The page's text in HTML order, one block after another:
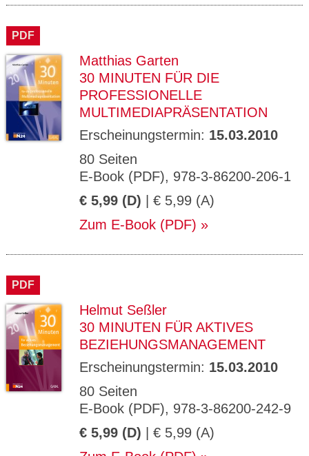
PDF
Matthias Garten
30 MINUTEN FÜR DIE
PROFESSIONELLE
MULTIMEDIAPRÄSENTATION
Erscheinungstermin: 15.03.2010
80 Seiten
E-Book (PDF), 978-3-86200-206-1
€ 5,99 (D) | € 5,99 (A)
Zum E-Book (PDF)
PDF
Helmut Seßler
30 MINUTEN FÜR AKTIVES
BEZIEHUNGSMANAGEMENT
Erscheinungstermin: 15.03.2010
80 Seiten
E-Book (PDF), 978-3-86200-242-9
€ 5,99 (D) | € 5,99 (A)